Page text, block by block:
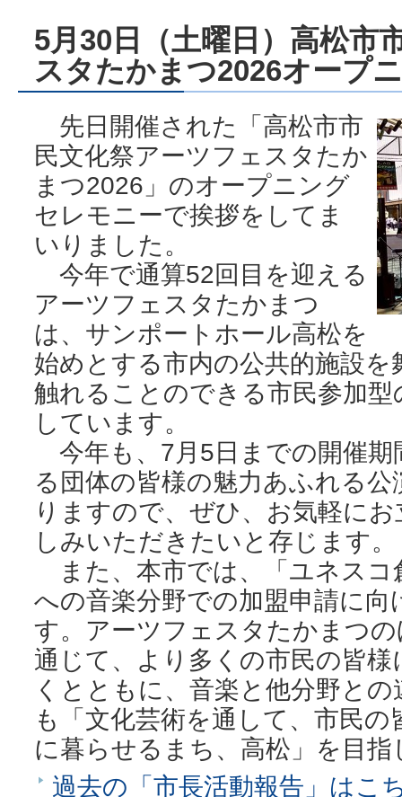
5月30日（土曜日）高松市
スタたかまつ2026オープ
先日開催された「高松市市
民文化祭アーツフェスタたか
まつ2026」のオープニング
セレモニーで挨拶をしてま
いりました。
今年で通算52回目を迎える
アーツフェスタたかまつ
は、サンポートホール高松を
始めとする市内の公共的施設
触れることのできる市民参加
しています。
今年も、7月5日までの開催期
る団体の皆様の魅力あふれる
りますので、ぜひ、お気軽に
しみいただきたいと存じます。
また、本市では、「ユネスコ
への音楽分野での加盟申請に
す。アーツフェスタたかまつ
通じて、より多くの市民の皆
くとともに、音楽と他分野と
も「文化芸術を通して、市民
に暮らせるまち、高松」を目
過去の「市長活動報告」はこ